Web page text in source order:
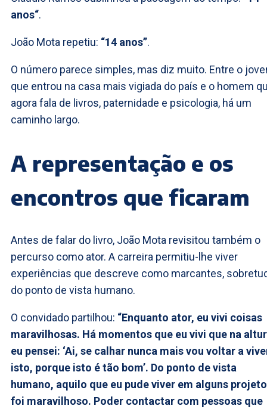
anos“.
João Mota repetiu: “14 anos”.
O número parece simples, mas diz muito. Entre o
que entrou na casa mais vigiada do país e o homem
agora fala de livros, paternidade e psicologia, há um
caminho largo.
A representação e os
encontros que ficaram
Antes de falar do livro, João Mota revisitou também o
percurso como ator. A carreira permitiu-lhe viver
experiências que descreve como marcantes,
do ponto de vista humano.
O convidado partilhou: “Enquanto ator, eu vivi coisas
maravilhosas. Há momentos que eu vivi que na
eu pensei: ‘Ai, se calhar nunca mais vou voltar a
isto, porque isto é tão bom’. Do ponto de vista
humano, aquilo que eu pude viver em alguns
foi maravilhoso. Poder contactar com pessoas que